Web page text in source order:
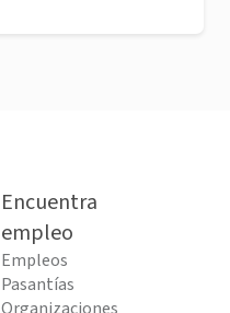
Encuentra
empleo
Empleos
Pasantías